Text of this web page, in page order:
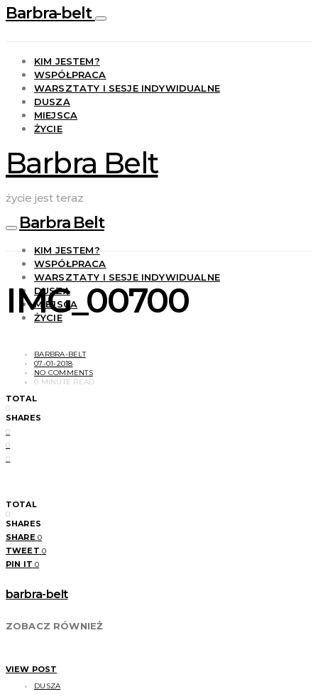
Barbra-belt
KIM JESTEM?
WSPÓŁPRACA
WARSZTATY I SESJE INDYWIDUALNE
DUSZA
MIEJSCA
ŻYCIE
Barbra Belt
życie jest teraz
Barbra Belt
KIM JESTEM?
WSPÓŁPRACA
WARSZTATY I SESJE INDYWIDUALNE
DUSZA
MIEJSCA
ŻYCIE
IMG_00700
BARBRA-BELT
07-01-2018
NO COMMENTS
0 MINUTE READ
TOTAL
0
SHARES
0
0
0
TOTAL
0
SHARES
SHARE 0
TWEET 0
PIN IT 0
barbra-belt
ZOBACZ RÓWNIEŻ
VIEW POST
DUSZA